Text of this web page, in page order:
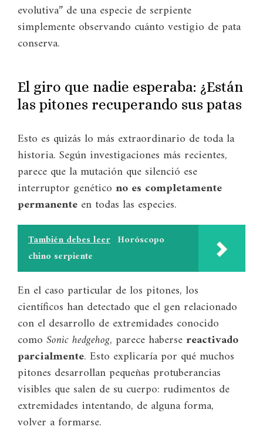
evolutiva” de una especie de serpiente
simplemente observando cuánto vestigio de pata
conserva.
El giro que nadie esperaba: ¿Están
las pitones recuperando sus patas
Esto es quizás lo más extraordinario de toda la
historia. Según investigaciones más recientes,
parece que la mutación que silenció ese
interruptor genético no es completamente
permanente en todas las especies.
También debes leer Horóscopo
chino serpiente
En el caso particular de los pitones, los
científicos han detectado que el gen relacionado
con el desarrollo de extremidades conocido
como Sonic hedgehog, parece habersereactivado
parcialmente. Esto explicaría por qué muchos
pitones desarrollan pequeñas protuberancias
visibles que salen de su cuerpo: rudimentos de
extremidades intentando, de alguna forma,
volver a formarse.